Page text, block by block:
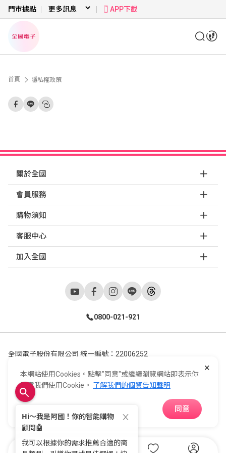
門市據點 APP下載
首頁 隱私權政策
關於全國
會員服務
購物須知
客服中心
加入全國
0800-021-921
全國電子股份有限公司 統一編號：22006252
Copyright ©2026© E-Life Co., Ltd. All Rights Reserved.
×
本網站使用Cookies。點擊"同意"或繼續瀏覽網站即表示你
同意我們使用Cookie。 了解我們的個資告知聲明
同意